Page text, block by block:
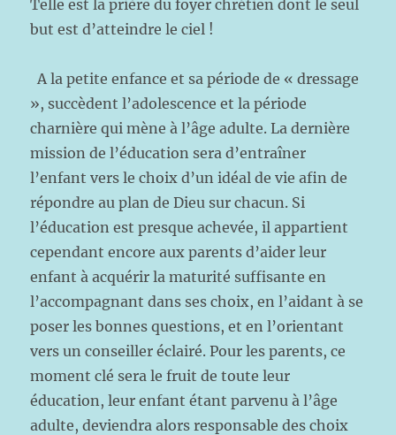
Telle est la prière du foyer chrétien dont le seul
but est d’atteindre le ciel !
A la petite enfance et sa période de « dressage
», succèdent l’adolescence et la période
charnière qui mène à l’âge adulte. La dernière
mission de l’éducation sera d’entraîner
l’enfant vers le choix d’un idéal de vie afin de
répondre au plan de Dieu sur chacun. Si
l’éducation est presque achevée, il appartient
cependant encore aux parents d’aider leur
enfant à acquérir la maturité suffisante en
l’accompagnant dans ses choix, en l’aidant à se
poser les bonnes questions, et en l’orientant
vers un conseiller éclairé. Pour les parents, ce
moment clé sera le fruit de toute leur
éducation, leur enfant étant parvenu à l’âge
adulte, deviendra alors responsable des choix